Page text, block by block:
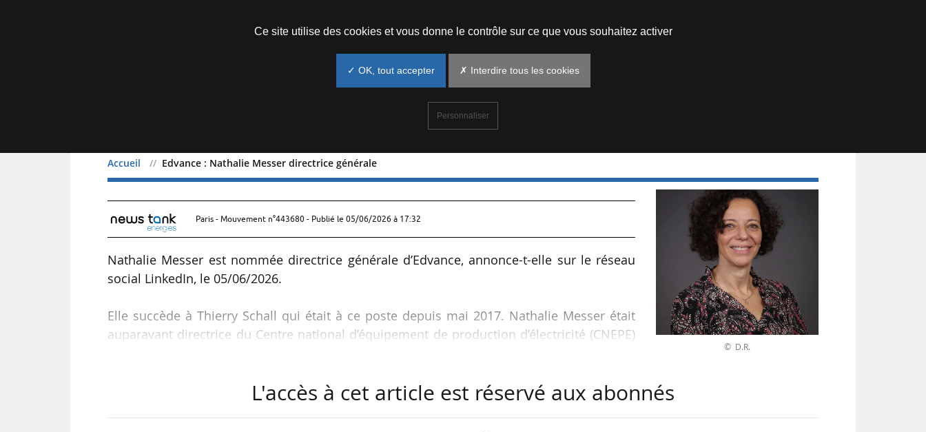
Accueil Edvance : Nathalie Messer directrice générale
Edvance : Nathalie Messer directrice générale
Paris - Mouvement n°443680 - Publié le 05/06/2026 à 17:32
Nathalie Messer est nommée directrice générale d’Edvance, annonce-t-elle sur le réseau
social LinkedIn, le 05/06/2026.
Elle succède à Thierry Schall qui était à ce poste depuis mai 2017. Nathalie Messer était
auparavant directrice du Centre national d’équipement de production d’électricité (CNEPE)
Edvance est une filiale d’EDF (80 %) et de Framatome (20 %). Elle développe les projets de
© D.R.
L'accès à cet article est réservé aux abonnés
Ce site utilise des cookies et vous donne le contrôle sur ce que vous souhaitez activer
✓ OK, tout accepter ✗ Interdire tous les cookies
Personnaliser